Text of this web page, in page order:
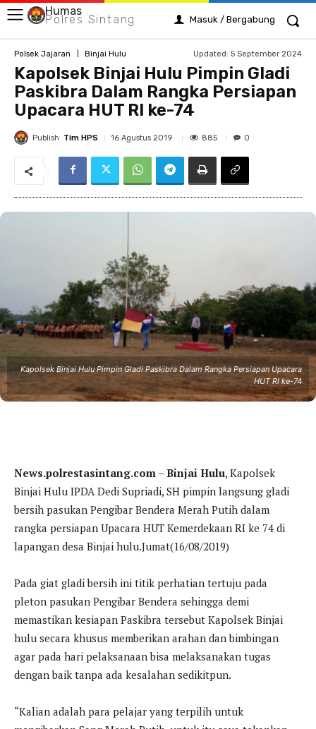
Humas
Polres Sintang Masuk / Bergabung
Polsek Jajaran Binjai Hulu Updated: 5 September 2024
Kapolsek Binjai Hulu Pimpin Gladi
Paskibra Dalam Rangka Persiapan
Upacara HUT RI ke-74
Publish Tim HPS 16 Agustus 2019 885 0
Kapolsek Binjai Hulu Pimpin Gladi Paskibra Dalam Rangka Persiapan Upacara
HUT RI ke-74
News.polrestasintang.com –Binjai Hulu, Kapolsek
Binjai Hulu IPDA Dedi Supriadi, SH pimpin langsung gladi
bersih pasukan Pengibar Bendera Merah Putih dalam
rangka persiapan Upacara HUT Kemerdekaan RI ke 74 di
lapangan desa Binjai hulu.Jumat(16/08/2019)
Pada giat gladi bersih ini titik perhatian tertuju pada
pleton pasukan Pengibar Bendera sehingga demi
memastikan kesiapan Paskibra tersebut Kapolsek Binjai
hulu secara khusus memberikan arahan dan bimbingan
agar pada hari pelaksanaan bisa melaksanakan tugas
dengan baik tanpa ada kesalahan sedikitpun.
“Kalian adalah para pelajar yang terpilih untuk